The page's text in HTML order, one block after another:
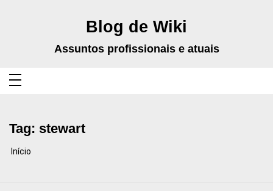
Blog de Wiki
Assuntos profissionais e atuais
Tag: stewart
Início